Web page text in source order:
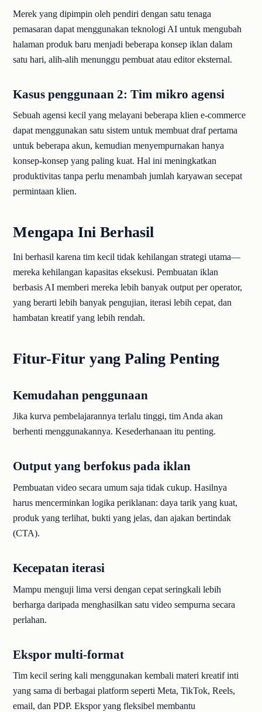
Merek yang dipimpin oleh pendiri dengan satu tenaga
pemasaran dapat menggunakan teknologi AI untuk mengubah
halaman produk baru menjadi beberapa konsep iklan dalam
satu hari, alih-alih menunggu pembuat atau editor eksternal.
Kasus penggunaan 2: Tim mikro agensi
Sebuah agensi kecil yang melayani beberapa klien e-commerce
dapat menggunakan satu sistem untuk membuat draf pertama
untuk beberapa akun, kemudian menyempurnakan hanya
konsep-konsep yang paling kuat. Hal ini meningkatkan
produktivitas tanpa perlu menambah jumlah karyawan secepat
permintaan klien.
Mengapa Ini Berhasil
Ini berhasil karena tim kecil tidak kehilangan strategi utama—
mereka kehilangan kapasitas eksekusi. Pembuatan iklan
berbasis AI memberi mereka lebih banyak output per operator,
yang berarti lebih banyak pengujian, iterasi lebih cepat, dan
hambatan kreatif yang lebih rendah.
Fitur-Fitur yang Paling Penting
Kemudahan penggunaan
Jika kurva pembelajarannya terlalu tinggi, tim Anda akan
berhenti menggunakannya. Kesederhanaan itu penting.
Output yang berfokus pada iklan
Pembuatan video secara umum saja tidak cukup. Hasilnya
harus mencerminkan logika periklanan: daya tarik yang kuat,
produk yang terlihat, bukti yang jelas, dan ajakan bertindak
(CTA).
Kecepatan iterasi
Mampu menguji lima versi dengan cepat seringkali lebih
berharga daripada menghasilkan satu video sempurna secara
perlahan.
Ekspor multi-format
Tim kecil sering kali menggunakan kembali materi kreatif inti
yang sama di berbagai platform seperti Meta, TikTok, Reels,
email, dan PDP. Ekspor yang fleksibel membantu